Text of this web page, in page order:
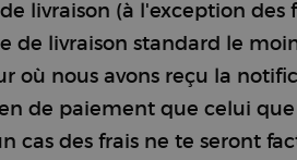
livraison (à l'exception
de livraison standard le
où nous avons reçu la
de paiement que celui
cas des frais ne te seront